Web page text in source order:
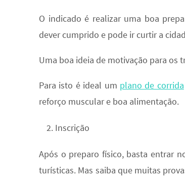
O indicado é realizar uma boa
dever cumprido e pode ir curtir a
Uma boa ideia de motivação para os
Para isto é ideal um plano de corrida
reforço muscular e boa alimentação.
Inscrição
Após o preparo físico, basta entrar
turísticas. Mas saiba que muitas